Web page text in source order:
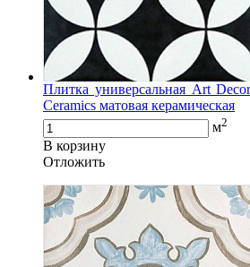
Плитка универсальная Art
Ceramics матовая керамическая
м2
В корзину
Oтложить